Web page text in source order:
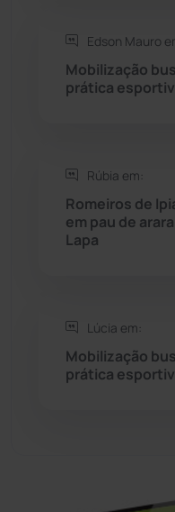
Seabra
Sudoeste
Tecnologia
Edson Mauro
Mobilização
prática
Rúbia em:
Romeiros de
em pau de
Lapa
Lúcia em:
Mobilização
prática